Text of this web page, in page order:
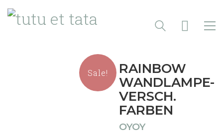
Sale!
RAINBOW
WANDLAMPE-
VERSCH.
FARBEN
OYOY